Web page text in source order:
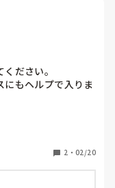
い仕事があるのな
作業より大切なこ
者です！
ださい。
もヘルプで入りま
す。1歳半くらいま
てくるのとイヤイ
回る子がいます。
ので、経験のある
2 ・ 02/20